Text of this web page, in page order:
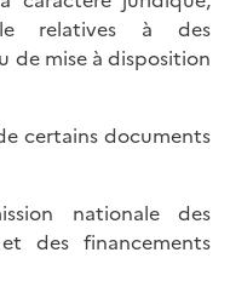
relatives à des
de mise à disposition
certains documents
nationale des
des financements